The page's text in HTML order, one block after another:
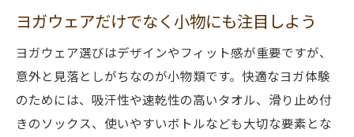
ヨガウェアだけでなく小物にも注目しよう
ヨガウェア選びはデザインやフィット感が重要ですが、
意外と見落としがちなのが小物類です。快適なヨガ体験
のためには、吸汗性や速乾性の高いタオル、滑り止め付
きのソックス、使いやすいボトルなども大切な要素とな